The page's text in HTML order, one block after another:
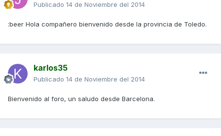
Publicado 14 de Noviembre del 2014
:beer Hola compañero bienvenido desde la provincia de Toledo.
karlos35
Publicado 14 de Noviembre del 2014
Bienvenido al foro, un saludo desde Barcelona.